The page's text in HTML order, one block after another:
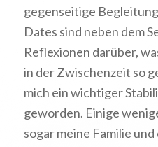
gegenseitige
Dates sind neben dem
Reflexionen darüber,
in der Zwischenzeit so
mich ein wichtiger
geworden. Einige
sogar meine Familie